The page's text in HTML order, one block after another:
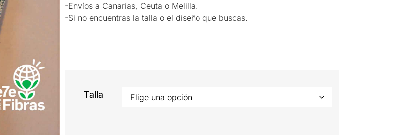
-Envíos a Canarias, Ceuta o Melilla.
-Si no encuentras la talla o el diseño que buscas.
Talla